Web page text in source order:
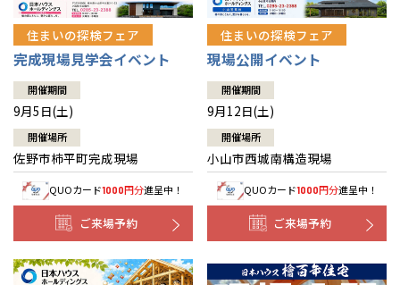
住まいの探検フェア
完成現場見学会イベント
開催期間
9月5日(土)
開催場所
佐野市柿平町完成現場
QUOカード1000円分進呈中！
ご来場予約
住まいの探検フェア
現場公開イベント
開催期間
9月12日(土)
開催場所
小山市西城南構造現場
QUOカード1000円分進呈中！
ご来場予約